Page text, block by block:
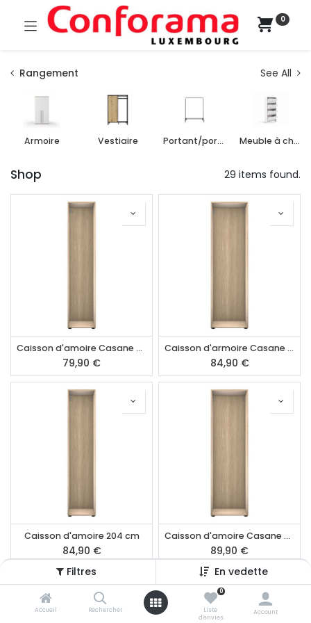
Filtres En vedette
Accueil Rechercher
0
Liste
d'envies
Account
0
Rangement See All
Armoire Vestiaire Portant/porte-manteau Meuble à chaussure
Shop 29 items found.
Caisson d'amoire Casane 232 cm
79,90 €
Caisson d'armoire Casane 204 cm
84,90 €
Caisson d'amoire 204 cm
84,90 €
Caisson d'amoire Casane 232 cm
89,90 €